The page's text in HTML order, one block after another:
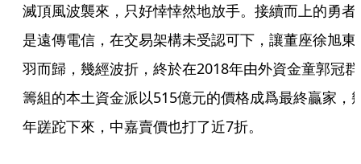
滅頂風波襲來，只好悻悻然地放手。接續而上的勇者
是遠傳電信，在交易架構未受認可下，讓董座徐旭東
羽而歸，幾經波折，終於在2018年由外資金童郭冠群
籌組的本土資金派以515億元的價格成爲最終贏家，
年蹉跎下來，中嘉賣價也打了近7折。